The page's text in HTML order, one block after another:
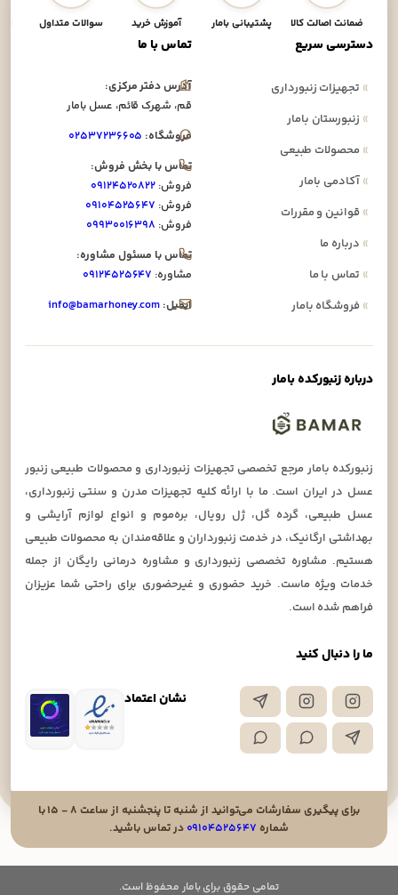
ضمانت اصالت کالا پشتیبانی بامار آموزش خرید سوالات متداول
ما را دنبال کنید
نشان اعتماد
دسترسی سریع
»تجهیزات زنبورداری
»زنبورستان بامار
»محصولات طبیعی
»آکادمی بامار
»قوانین و مقررات
»درباره ما
»تماس با ما
»فروشگاه بامار
تماس با ما
آدرس دفتر مرکزی:
قم، شهرک قائم، عسل بامار
فروشگاه: ۰۲۵۳۷۲۳۶۶۰۵
تماس با بخش فروش:
فروش: ۰۹۱۲۴۵۲۰۸۲۲
فروش: ۰۹۱۰۴۵۲۵۶۴۷
فروش: ۰۹۹۳۰۰۱۶۳۹۸
تماس با مسئول مشاوره:
مشاوره: ۰۹۱۲۴۵۲۵۶۴۷
ایمیل: info@bamarhoney.com
درباره زنبورکده بامار
زنبورکده بامار مرجع تخصصی تجهیزات زنبورداری و محصولات طبیعی زنبور
عسل در ایران است. ما با ارائه کلیه تجهیزات مدرن و سنتی زنبورداری،
عسل طبیعی، گرده گل، ژل رویال، بره‌موم و انواع لوازم آرایشی و
بهداشتی ارگانیک، در خدمت زنبورداران و علاقه‌مندان به محصولات طبیعی
هستیم. مشاوره تخصصی زنبورداری و مشاوره درمانی رایگان از جمله
خدمات ویژه ماست. خرید حضوری و غیرحضوری برای راحتی شما عزیزان
فراهم شده است.
برای پیگیری سفارشات می‌توانید از شنبه تا پنجشنبه از ساعت ۸ - ۱۵ با
شماره ۰۹۱۰۴۵۲۵۶۴۷در تماس باشید.
تمامی حقوق برای بامار محفوظ است.